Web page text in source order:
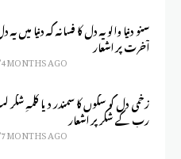
سنو دنیا والو یہ دل کا فسانہ کہ دنیا میں یہ
آخرت پر اشعار
4 MONTHS AGO
زخمی دل کو سکوں کا سمندر دیا کلمہِ
رب کے شکر پر اشعار
7 MONTHS AGO